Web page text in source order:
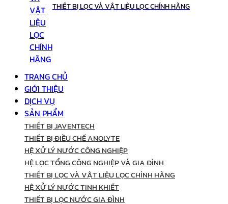
THIẾT BỊ LỌC VÀ VẬT LIỆU LỌC CHÍNH HÃNG
TRANG CHỦ
GIỚI THIỆU
DỊCH VỤ
SẢN PHẨM
THIẾT BỊ JAVENTECH
THIẾT BỊ ĐIỀU CHẾ ANOLYTE
HỆ XỬ LÝ NƯỚC CÔNG NGHIỆP
HỆ LỌC TỔNG CÔNG NGHIỆP VÀ GIA ĐÌNH
THIẾT BỊ LỌC VÀ VẬT LIỆU LỌC CHÍNH HÃNG
HỆ XỬ LÝ NƯỚC TINH KHIẾT
THIẾT BỊ LỌC NƯỚC GIA ĐÌNH